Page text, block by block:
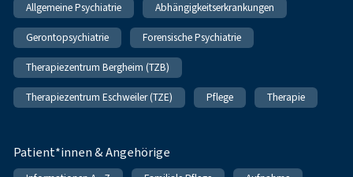
Allgemeine Psychiatrie Abhängigkeitserkrankungen
Gerontopsychiatrie Forensische Psychiatrie
Therapiezentrum Bergheim (TZB)
Therapiezentrum Eschweiler (TZE) Pflege Therapie
Patient*innen & Angehörige